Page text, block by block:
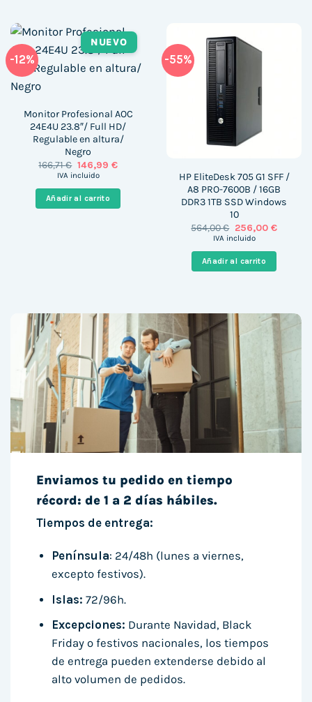
-12%
NUEVO
Monitor Profesional AOC
24E4U 23.8″/ Full HD/
Regulable en altura/
Negro
166,71€ El
precio
era:
166,71 €.
146,99 €El
es:
IVA incluido
Añadir al carrito
-55%
HP EliteDesk 705 G1 SFF /
A8 PRO-7600B / 16GB
DDR3 1TB SSD Windows
10
564,00€ El
precio
era:
564,00 €.
256,00 €El
es:
IVA incluido
Añadir al carrito
Enviamos tu pedido en tiempo
récord: de 1 a 2 días hábiles.
Tiempos de entrega:
Península: 24/48h (lunes a viernes,
excepto festivos).
Islas: 72/96h.
Excepciones: Durante Navidad, Black
Friday o festivos nacionales, los tiempos
de entrega pueden extenderse debido al
alto volumen de pedidos.